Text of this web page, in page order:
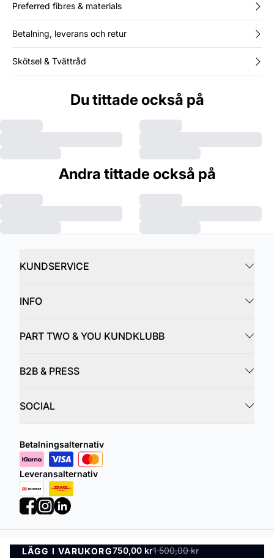
LÄGG I VARUKORG750,00 kr1 500,00 kr
Preferred fibres & materials
Betalning, leverans och retur
Skötsel & Tvättråd
Du tittade också på
Andra tittade också på
KUNDSERVICE
INFO
PART TWO & YOU KUNDKLUBB
B2B & PRESS
SOCIAL
Betalningsalternativ
Leveransalternativ
Integritetspolicy Villkor